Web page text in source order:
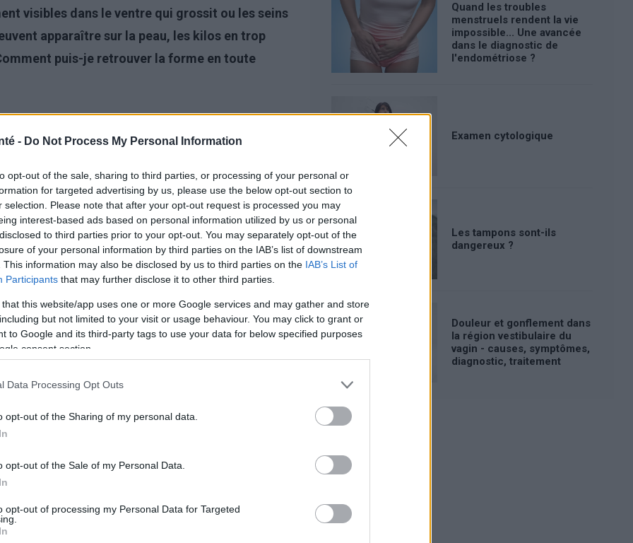
- Do Not Process My Personal Information
opt-out of the sale, sharing to third parties, or processing of your personal or
for targeted advertising by us, please use the below opt-out section to
selection. Please note that after your opt-out request is processed you may
interest-based ads based on personal information utilized by us or personal
to third parties prior to your opt-out. You may separately opt-out of the
of your personal information by third parties on the IAB’s list of downstream
This information may also be disclosed by us to third parties on the IAB’s List of
Participants that may further disclose it to other third parties.
that this website/app uses one or more Google services and may gather and store
but not limited to your visit or usage behaviour. You may click to grant or
to Google and its third-party tags to use your data for below specified purposes
consent section.
Data Processing Opt Outs
opt-out of the Sharing of my personal data.
opt-out of the Sale of my Personal Data.
opt-out of processing my Personal Data for Targeted
visibles dans le ventre qui grossit ou les seins
apparaître sur la peau, les kilos en trop
puis-je retrouver la forme en toute
?
représente des
le volume de sang dans la circulation
de la contrôler régulièrement.
affecter non seulement la grossesse, mais
Outre ces changements, les femmes
Quand les troubles
menstruels rendent la vie
impossible... Une avancée
dans le diagnostic de
l'endométriose ?
Examen cytologique
Les tampons sont-ils
dangereux ?
Douleur et gonflement dans
la région vestibulaire du
vagin - causes, symptômes,
diagnostic, traitement